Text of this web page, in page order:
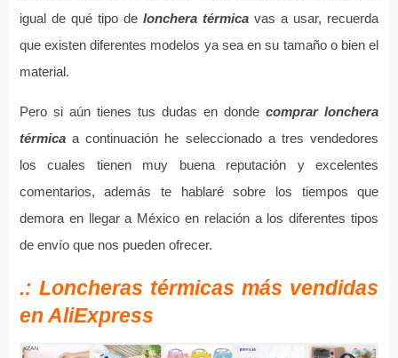
igual de qué tipo delonchera térmica vas a usar, recuerda
que existen diferentes modelos ya sea en su tamaño o bien el
material.
Pero si aún tienes tus dudas en dondecomprar lonchera
térmicaa continuación he seleccionado a tres vendedores
los cuales tienen muy buena reputación y excelentes
comentarios, además te hablaré sobre los tiempos que
demora en llegar a México en relación a los diferentes tipos
de envío que nos pueden ofrecer.
.: Loncheras térmicas más vendidas
en AliExpress